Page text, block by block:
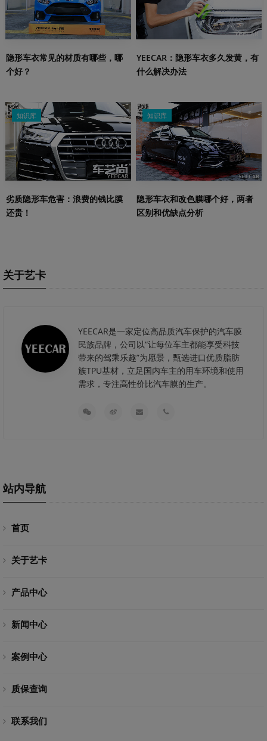
隐形车衣常见的材质有哪些，哪
个好？
YEECAR：隐形车衣多久发黄，有
什么解决办法
知识库
劣质隐形车危害：浪费的钱比膜
还贵！
知识库
隐形车衣和改色膜哪个好，两者
区别和优缺点分析
关于艺卡
YEECAR是一家定位高品质汽车保护的汽车膜
民族品牌，公司以“让每位车主都能享受科技
带来的驾乘乐趣”为愿景，甄选进口优质脂肪
族TPU基材，立足国内车主的用车环境和使用
需求，专注高性价比汽车膜的生产。
站内导航
首页
关于艺卡
产品中心
新闻中心
案例中心
质保查询
联系我们